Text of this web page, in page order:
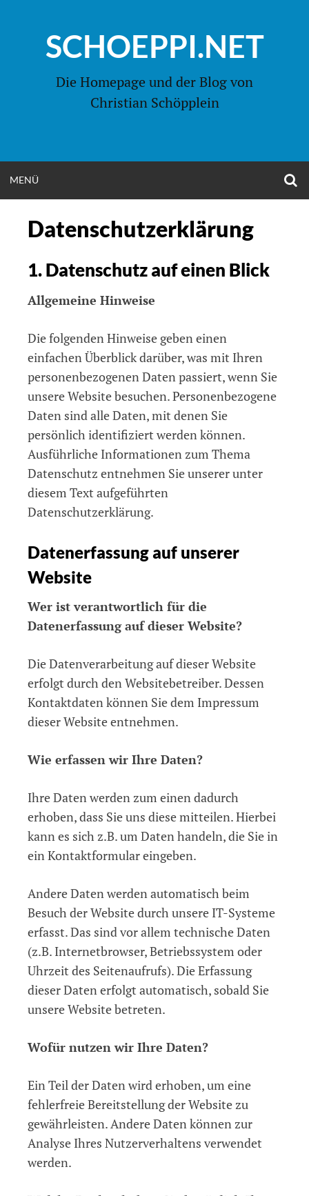
springenSCHOEPPI.NET
Die Homepage und der Blog von
Christian Schöpplein
MENÜ
Datenschutzerklärung
1. Datenschutz auf einen Blick
Allgemeine Hinweise
Die folgenden Hinweise geben einen
einfachen Überblick darüber, was mit Ihren
personenbezogenen Daten passiert, wenn Sie
unsere Website besuchen. Personenbezogene
Daten sind alle Daten, mit denen Sie
persönlich identifiziert werden können.
Ausführliche Informationen zum Thema
Datenschutz entnehmen Sie unserer unter
diesem Text aufgeführten
Datenschutzerklärung.
Datenerfassung auf unserer
Website
Wer ist verantwortlich für die
Datenerfassung auf dieser Website?
Die Datenverarbeitung auf dieser Website
erfolgt durch den Websitebetreiber. Dessen
Kontaktdaten können Sie dem Impressum
dieser Website entnehmen.
Wie erfassen wir Ihre Daten?
Ihre Daten werden zum einen dadurch
erhoben, dass Sie uns diese mitteilen. Hierbei
kann es sich z.B. um Daten handeln, die Sie in
ein Kontaktformular eingeben.
Andere Daten werden automatisch beim
Besuch der Website durch unsere IT-Systeme
erfasst. Das sind vor allem technische Daten
(z.B. Internetbrowser, Betriebssystem oder
Uhrzeit des Seitenaufrufs). Die Erfassung
dieser Daten erfolgt automatisch, sobald Sie
unsere Website betreten.
Wofür nutzen wir Ihre Daten?
Ein Teil der Daten wird erhoben, um eine
fehlerfreie Bereitstellung der Website zu
gewährleisten. Andere Daten können zur
Analyse Ihres Nutzerverhaltens verwendet
werden.